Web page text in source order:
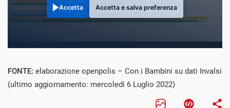
Accetta Accetta e salva preferenza
FONTE: elaborazione openpolis – Con i Bambini su dati Invalsi
(ultimo aggiornamento: mercoledì 6 Luglio 2022)